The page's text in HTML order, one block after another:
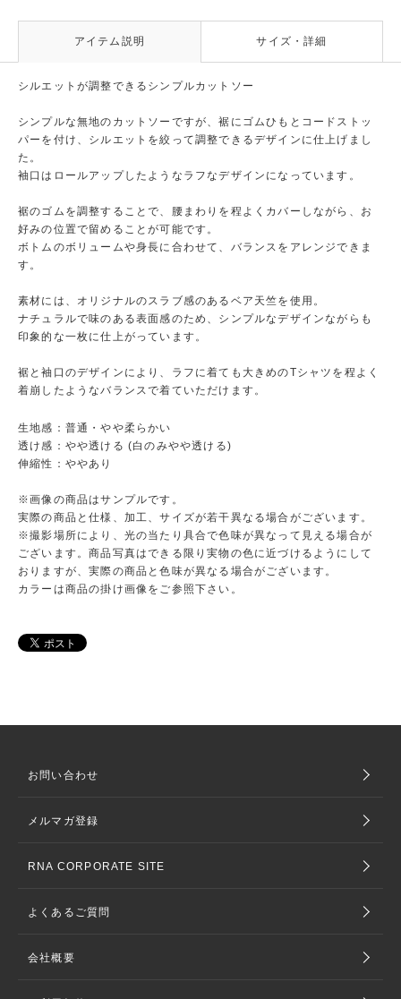
アイテム説明 サイズ・詳細
シルエットが調整できるシンプルカットソー
シンプルな無地のカットソーですが、裾にゴムひもとコードストッ
パーを付け、シルエットを絞って調整できるデザインに仕上げまし
た。
袖口はロールアップしたようなラフなデザインになっています。
裾のゴムを調整することで、腰まわりを程よくカバーしながら、お
好みの位置で留めることが可能です。
ボトムのボリュームや身長に合わせて、バランスをアレンジできま
す。
素材には、オリジナルのスラブ感のあるベア天竺を使用。
ナチュラルで味のある表面感のため、シンプルなデザインながらも
印象的な一枚に仕上がっています。
裾と袖口のデザインにより、ラフに着ても大きめのTシャツを程よく
着崩したようなバランスで着ていただけます。
生地感：普通・やや柔らかい
透け感：やや透ける (白のみやや透ける)
伸縮性：ややあり
※画像の商品はサンプルです。
実際の商品と仕様、加工、サイズが若干異なる場合がございます。
※撮影場所により、光の当たり具合で色味が異なって見える場合が
ございます。商品写真はできる限り実物の色に近づけるようにして
おりますが、実際の商品と色味が異なる場合がございます。
カラーは商品の掛け画像をご参照下さい。
お問い合わせ
メルマガ登録
RNA CORPORATE SITE
よくあるご質問
会社概要